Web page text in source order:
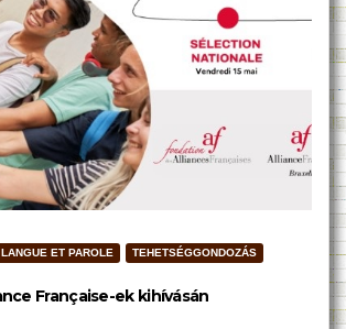
LANGUE ET PAROLE TEHETSÉGGONDOZÁS
Française-ek kihívásán